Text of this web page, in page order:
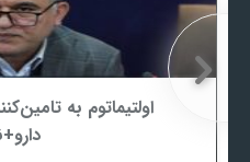
اولتیماتوم به